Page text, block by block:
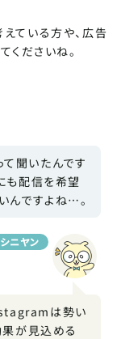
ている方や、広告
ださいね。
聞いたんです
も配信を希望
んですよね…。
シニヤン
は勢い
が見込める
と敬語を解説！NG
とテキストメールの
底比較！
のバズる時間